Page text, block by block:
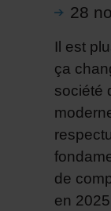
28
Il est
ça
société
de
en